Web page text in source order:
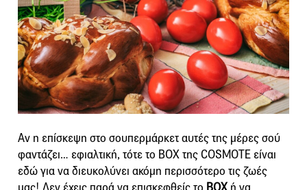
Αν η επίσκεψη στο σουπερμάρκετ αυτές της μέρες σού
φαντάζει… εφιαλτική, τότε το BOΧ της COSMOTE είναι
εδώ για να διευκολύνει ακόμη περισσότερο τις ζωές